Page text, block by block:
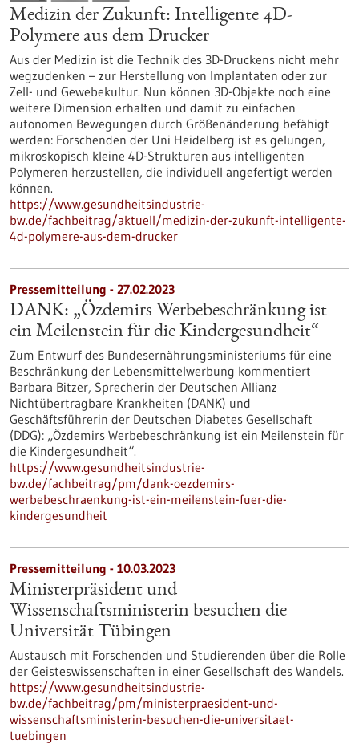
Medizin der Zukunft: Intelligente 4D-
Polymere aus dem Drucker
Aus der Medizin ist die Technik des 3D-Druckens nicht mehr
wegzudenken – zur Herstellung von Implantaten oder zur
Zell- und Gewebekultur. Nun können 3D-Objekte noch eine
weitere Dimension erhalten und damit zu einfachen
autonomen Bewegungen durch Größenänderung befähigt
werden: Forschenden der Uni Heidelberg ist es gelungen,
mikroskopisch kleine 4D-Strukturen aus intelligenten
Polymeren herzustellen, die individuell angefertigt werden
können.
https://www.gesundheitsindustrie-
bw.de/fachbeitrag/aktuell/medizin-der-zukunft-intelligente-
4d-polymere-aus-dem-drucker
Pressemitteilung - 27.02.2023
DANK: „Özdemirs Werbebeschränkung ist
ein Meilenstein für die Kindergesundheit“
Zum Entwurf des Bundesernährungsministeriums für eine
Beschränkung der Lebensmittelwerbung kommentiert
Barbara Bitzer, Sprecherin der Deutschen Allianz
Nichtübertragbare Krankheiten (DANK) und
Geschäftsführerin der Deutschen Diabetes Gesellschaft
(DDG): „Özdemirs Werbebeschränkung ist ein Meilenstein für
die Kindergesundheit“.
https://www.gesundheitsindustrie-
bw.de/fachbeitrag/pm/dank-oezdemirs-
werbebeschraenkung-ist-ein-meilenstein-fuer-die-
kindergesundheit
Pressemitteilung - 10.03.2023
Ministerpräsident und
Wissenschaftsministerin besuchen die
Universität Tübingen
Austausch mit Forschenden und Studierenden über die Rolle
der Geisteswissenschaften in einer Gesellschaft des Wandels.
https://www.gesundheitsindustrie-
bw.de/fachbeitrag/pm/ministerpraesident-und-
wissenschaftsministerin-besuchen-die-universitaet-
tuebingen